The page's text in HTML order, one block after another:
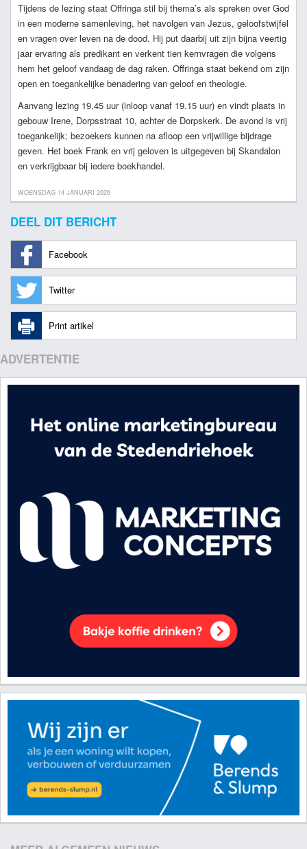
Tijdens de lezing staat Offringa stil bij thema’s als spreken over God
in een moderne samenleving, het navolgen van Jezus, geloofstwijfel
en vragen over leven na de dood. Hij put daarbij uit zijn bijna veertig
jaar ervaring als predikant en verkent tien kernvragen die volgens
hem het geloof vandaag de dag raken. Offringa staat bekend om zijn
open en toegankelijke benadering van geloof en theologie.
Aanvang lezing 19.45 uur (inloop vanaf 19.15 uur) en vindt plaats in
gebouw Irene, Dorpsstraat 10, achter de Dorpskerk. De avond is vrij
toegankelijk; bezoekers kunnen na afloop een vrijwillige bijdrage
geven. Het boek Frank en vrij geloven is uitgegeven bij Skandalon
en verkrijgbaar bij iedere boekhandel.
WOENSDAG 14 JANUARI 2026
DEEL DIT BERICHT
Facebook
Twitter
Print artikel
ADVERTENTIE